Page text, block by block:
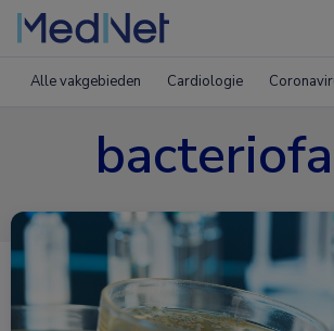
Alle vakgebieden Cardiologie